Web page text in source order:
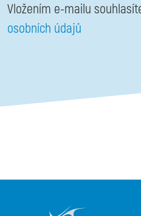
Vložením e-mailu
osobních údajů